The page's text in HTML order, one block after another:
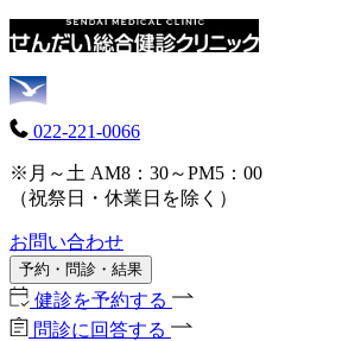
022-221-0066
※月～土 AM8：30～PM5：00
（祝祭日・休業日を除く）
お問い合わせ
予約・問診・結果
健診を予約する
問診に回答する